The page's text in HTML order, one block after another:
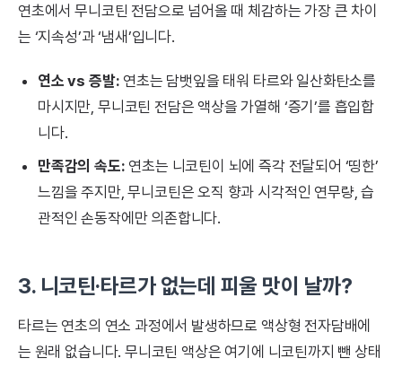
연초에서 무니코틴 전담으로 넘어올 때 체감하는 가장 큰 차이
는 ‘지속성’과 ‘냄새’입니다.
연소 vs 증발: 연초는 담뱃잎을 태워 타르와 일산화탄소를
마시지만, 무니코틴 전담은 액상을 가열해 ‘증기’를 흡입합
니다.
만족감의 속도: 연초는 니코틴이 뇌에 즉각 전달되어 ‘띵한’
느낌을 주지만, 무니코틴은 오직 향과 시각적인 연무량, 습
관적인 손동작에만 의존합니다.
3. 니코틴·타르가 없는데 피울 맛이 날까?
타르는 연초의 연소 과정에서 발생하므로 액상형 전자담배에
는 원래 없습니다. 무니코틴 액상은 여기에 니코틴까지 뺀 상태